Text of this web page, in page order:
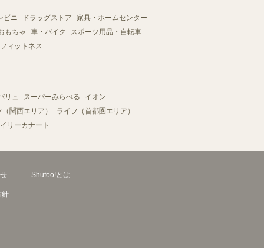
ビニ ドラッグストア
家具・ホームセンター
もちゃ 車・バイク
スポーツ用品・自転車
ィットネス
リュ スーパーみらべる
イオン
関西エリア）
ライフ（首都圏エリア）
リーカナート
Shufoo!とは
針